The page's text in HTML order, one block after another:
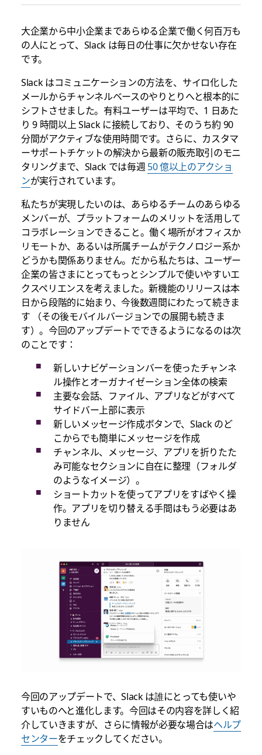
仕事をより整理し、よりシンプルにするアップデートをリリー
Slack チーム一同作成
2020年3月18日
大企業から中小企業まであらゆる企業で働く何百万も
の人にとって、Slack は毎日の仕事に欠かせない存在
です。
Slack はコミュニケーションの方法を、サイロ化した
メールからチャンネルベースのやりとりへと根本的に
シフトさせました。有料ユーザーは平均で、1 日あた
り 9 時間以上 Slack に接続しており、そのうち約 90
分間がアクティブな使用時間です。さらに、カスタマ
ーサポートチケットの解決から最新の販売取引のモニ
タリングまで、Slack では毎週 50 億以上のアクショ
ンが実行されています。
私たちが実現したいのは、あらゆるチームのあらゆる
メンバーが、プラットフォームのメリットを活用して
コラボレーションできること。働く場所がオフィスか
リモートか、あるいは所属チームがテクノロジー系か
どうかも関係ありません。だから私たちは、ユーザー
企業の皆さまにとってもっとシンプルで使いやすいエ
クスペリエンスを考えました。新機能のリリースは本
日から段階的に始まり、今後数週間にわたって続きま
す （その後モバイルバージョンでの展開も続きま
す）。今回のアップデートでできるようになるのは次
のことです：
新しいナビゲーションバーを使ったチャンネ
ル操作とオーガナイゼーション全体の検索
主要な会話、ファイル、アプリなどがすべて
サイドバー上部に表示
新しいメッセージ作成ボタンで、Slack のど
こからでも簡単にメッセージを作成
チャンネル、メッセージ、アプリを折りたた
み可能なセクションに自在に整理（フォルダ
のようなイメージ）。
ショートカットを使ってアプリをすばやく操
作。アプリを切り替える手間はもう必要はあ
りません
今回のアップデートで、Slack は誰にとっても使いや
すいものへと進化します。今回はその内容を詳しく紹
介していきますが、さらに情報が必要な場合はヘルプ
センターをチェックしてください。